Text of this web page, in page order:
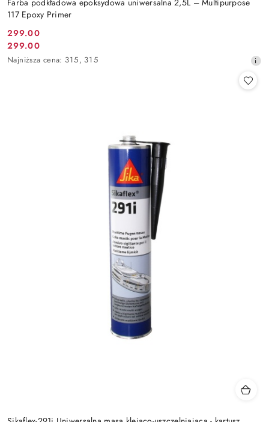
Farba podkładowa epoksydowa uniwersalna 2,5L – Multipurpose
117 Epoxy Primer
Cena
promocyjna:
299.00
Cena
promocyjna:
299.00
Najniższa
Najniższa cena: 315, 315